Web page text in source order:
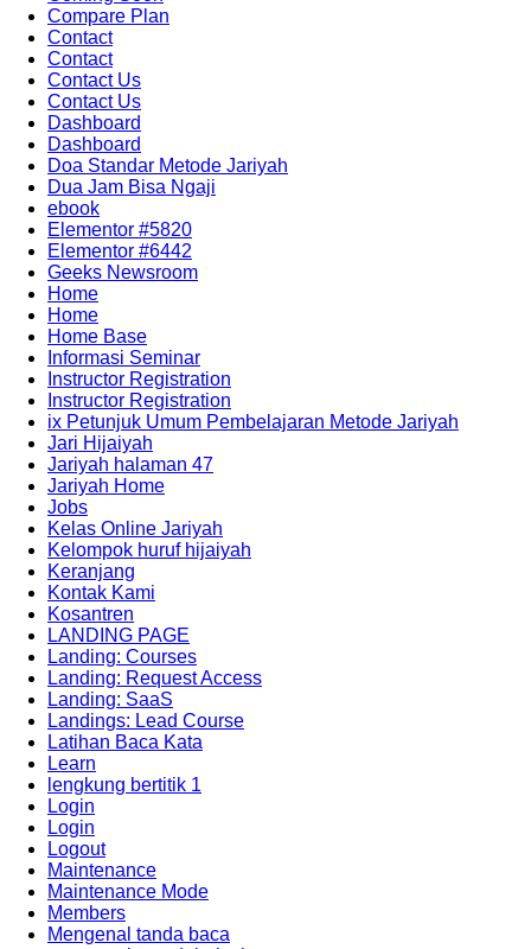
Compare Plan
Contact
Contact
Contact Us
Contact Us
Dashboard
Dashboard
Doa Standar Metode Jariyah
Dua Jam Bisa Ngaji
ebook
Elementor #5820
Elementor #6442
Geeks Newsroom
Home
Home
Home Base
Informasi Seminar
Instructor Registration
Instructor Registration
ix Petunjuk Umum Pembelajaran Metode Jariyah
Jari Hijaiyah
Jariyah halaman 47
Jariyah Home
Jobs
Kelas Online Jariyah
Kelompok huruf hijaiyah
Keranjang
Kontak Kami
Kosantren
LANDING PAGE
Landing: Courses
Landing: Request Access
Landing: SaaS
Landings: Lead Course
Latihan Baca Kata
Learn
lengkung bertitik 1
Login
Login
Logout
Maintenance
Maintenance Mode
Members
Mengenal tanda baca